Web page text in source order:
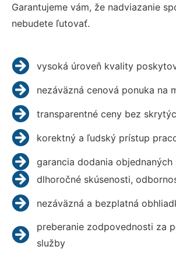
Garantujeme vám, že nadviazanie
nebudete ľutovať.
vysoká úroveň kvality
nezáväzná cenová ponuka na
transparentné ceny bez
korektný a ľudský prístup
garancia dodania objednaných
dlhoročné skúsenosti,
nezáväzná a bezplatná
preberanie zodpovednosti za
služby